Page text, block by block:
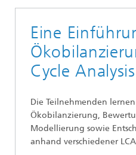
Eine
Cycle Analysis
Die Teilnehmenden
Ökobilanzierung,
Modellierung sowie
anhand verschiedener